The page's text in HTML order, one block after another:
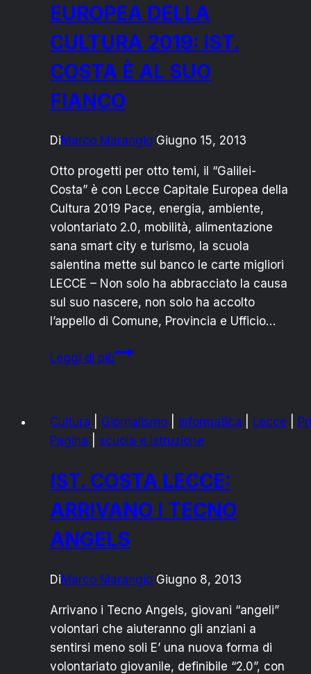
EUROPEA DELLA
CULTURA 2019: IST.
COSTA È AL SUO
FIANCO
DiMarco Marangio Giugno 15, 2013
Otto progetti per otto temi, il “Galilei-
Costa” è con Lecce Capitale Europea della
Cultura 2019 Pace, energia, ambiente,
volontariato 2.0, mobilità, alimentazione
sana smart city e turismo, la scuola
salentina mette sul banco le carte migliori
LECCE – Non solo ha abbracciato la causa
sul suo nascere, non solo ha accolto
l’appello di Comune, Provincia e Ufficio…
Leggi di piùLECCE
CULTURA
2019:
COSTA
È
AL
SUO
Cultura Giornalismo informatica Lecce
Pagina
scuola e istruzione
IST. COSTA LECCE:
ARRIVANO I TECNO
ANGELS
DiMarco Marangio Giugno 8, 2013
Arrivano i Tecno Angels, giovani “angeli”
volontari che aiuteranno gli anziani a
sentirsi meno soli E’ una nuova forma di
volontariato giovanile, definibile “2.0”, con